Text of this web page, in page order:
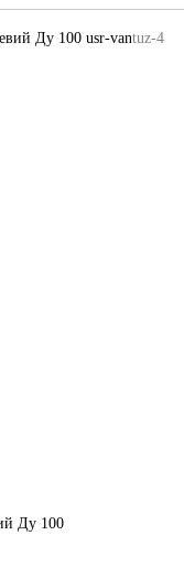
Ду 100